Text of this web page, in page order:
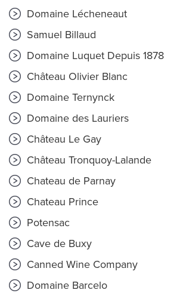
Domaine Lécheneaut
Samuel Billaud
Domaine Luquet Depuis 1878
Château Olivier Blanc
Domaine Ternynck
Domaine des Lauriers
Château Le Gay
Château Tronquoy-Lalande
Chateau de Parnay
Chateau Prince
Potensac
Cave de Buxy
Canned Wine Company
Domaine Barcelo